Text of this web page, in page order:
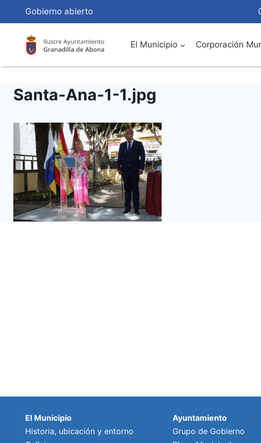
Contenido
Gobierno abierto
El Municipio Corporación
Santa-Ana-1-1.jpg
El Municipio
Historia, ubicación y entorno
Ayuntamiento
Grupo de Gobierno